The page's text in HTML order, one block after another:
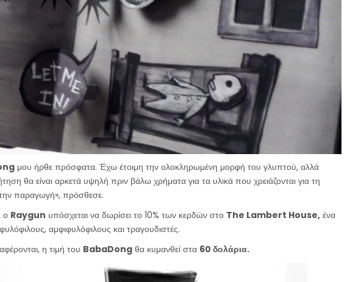
μου ήρθε πρόσφατα. Έχω έτοιμη την ολοκληρωμένη μορφή του γλυπτού, αλλά
θα είναι αρκετά υψηλή πριν βάλω χρήματα για τα υλικά που χρειάζονται για τη
παραγωγή», πρόσθεσε.
ο Raygun υπόσχεται να δωρίσει το 10% των κερδών στο The Lambert House,ένα
αμφιφυλόφιλους και τραγουδιστές.
η τιμή του BabaDongθα κυμανθεί στα 60 δολάρια.